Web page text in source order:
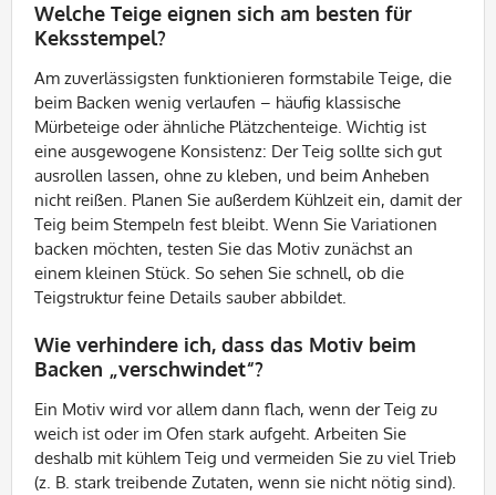
Welche Teige eignen sich am besten für
Keksstempel?
Am zuverlässigsten funktionieren formstabile Teige, die
beim Backen wenig verlaufen – häufig klassische
Mürbeteige oder ähnliche Plätzchenteige. Wichtig ist
eine ausgewogene Konsistenz: Der Teig sollte sich gut
ausrollen lassen, ohne zu kleben, und beim Anheben
nicht reißen. Planen Sie außerdem Kühlzeit ein, damit der
Teig beim Stempeln fest bleibt. Wenn Sie Variationen
backen möchten, testen Sie das Motiv zunächst an
einem kleinen Stück. So sehen Sie schnell, ob die
Teigstruktur feine Details sauber abbildet.
Wie verhindere ich, dass das Motiv beim
Backen „verschwindet“?
Ein Motiv wird vor allem dann flach, wenn der Teig zu
weich ist oder im Ofen stark aufgeht. Arbeiten Sie
deshalb mit kühlem Teig und vermeiden Sie zu viel Trieb
(z. B. stark treibende Zutaten, wenn sie nicht nötig sind).